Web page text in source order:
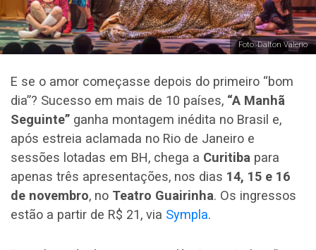
Foto: Dalton Valerio
E se o amor começasse depois do primeiro “bom
dia”? Sucesso em mais de 10 países, “A Manhã
Seguinte” ganha montagem inédita no Brasil e,
após estreia aclamada no Rio de Janeiro e
sessões lotadas em BH, chega a Curitiba para
apenas três apresentações, nos dias 14, 15 e 16
de novembro, no Teatro Guairinha. Os ingressos
estão a partir de R$ 21, via Sympla.